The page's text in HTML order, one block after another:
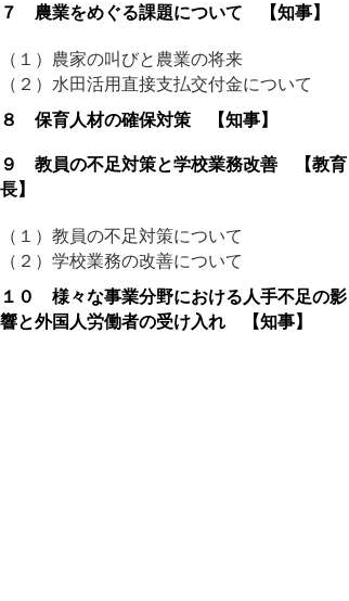
７ 農業をめぐる課題について 【知事】
（１）農家の叫びと農業の将来
（２）水田活用直接支払交付金について
８ 保育人材の確保対策 【知事】
９ 教員の不足対策と学校業務改善 【教育
長】
（１）教員の不足対策について
（２）学校業務の改善について
１０ 様々な事業分野における人手不足の影
響と外国人労働者の受け入れ 【知事】